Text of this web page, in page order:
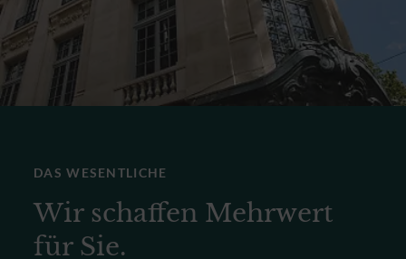
DAS WESENTLICHE
Wir schaffen Mehrwert
für Sie.